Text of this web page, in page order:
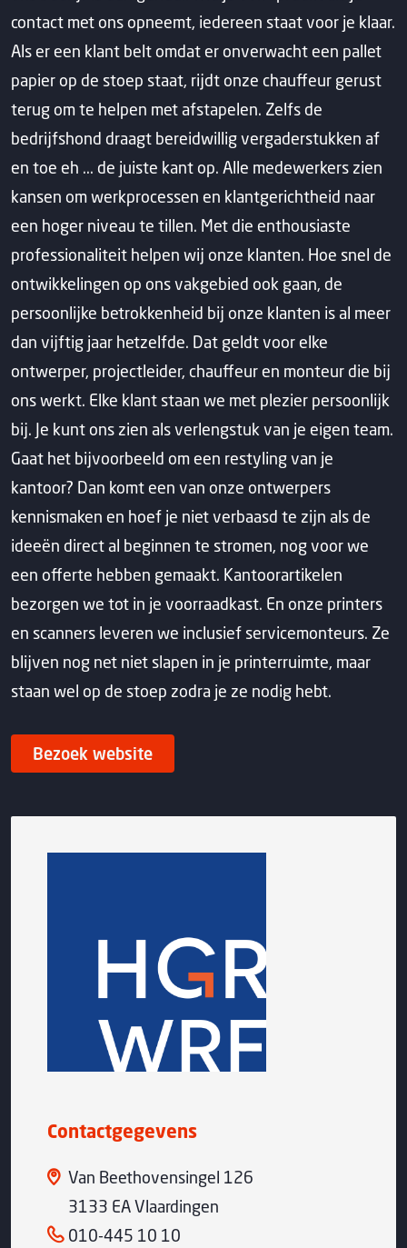
contact met ons opneemt, iedereen staat voor je klaar.
Als er een klant belt omdat er onverwacht een pallet
papier op de stoep staat, rijdt onze chauffeur gerust
terug om te helpen met afstapelen. Zelfs de
bedrijfshond draagt bereidwillig vergaderstukken af
en toe eh ... de juiste kant op. Alle medewerkers zien
kansen om werkprocessen en klantgerichtheid naar
een hoger niveau te tillen. Met die enthousiaste
professionaliteit helpen wij onze klanten. Hoe snel de
ontwikkelingen op ons vakgebied ook gaan, de
persoonlijke betrokkenheid bij onze klanten is al meer
dan vijftig jaar hetzelfde. Dat geldt voor elke
ontwerper, projectleider, chauffeur en monteur die bij
ons werkt. Elke klant staan we met plezier persoonlijk
bij. Je kunt ons zien als verlengstuk van je eigen team.
Gaat het bijvoorbeeld om een restyling van je
kantoor? Dan komt een van onze ontwerpers
kennismaken en hoef je niet verbaasd te zijn als de
ideeën direct al beginnen te stromen, nog voor we
een offerte hebben gemaakt. Kantoorartikelen
bezorgen we tot in je voorraadkast. En onze printers
en scanners leveren we inclusief servicemonteurs. Ze
blijven nog net niet slapen in je printerruimte, maar
staan wel op de stoep zodra je ze nodig hebt.
Bezoek website
Contactgegevens
Van Beethovensingel 126
3133 EA Vlaardingen
010-445 10 10